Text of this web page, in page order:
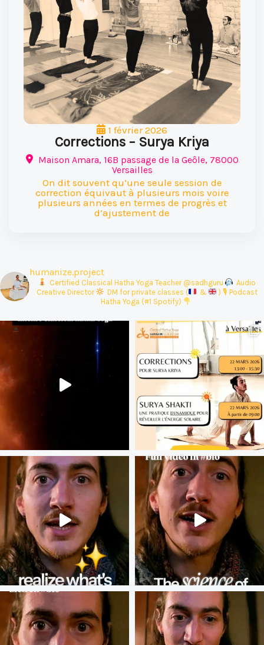
1 février 2026
Corrections – Surya Kriya
Maison Amara, 16B passage de la Geôle, 78000
Versailles
On dit souvent qu’une seule session de
correction équivaut à plusieurs mois voire
plusieurs années en termes de progrès et
d’ajustement de
humanize.project
‍ Certified Classical Hatha Yoga Teacher @sadhguru
Audio
Creative Director
DM for private classes ( & ) 🎙 Podcast
Hatha Yoga (#1 Spotify)